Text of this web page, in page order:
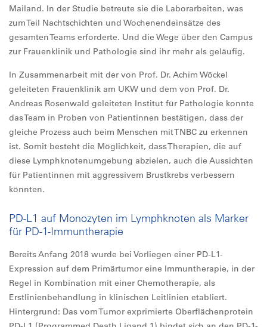
Mailand. In der Studie betreute sie die Laborarbeiten, was
zum Teil Nachtschichten und Wochenendeinsätze des
gesamten Teams erforderte. Und die Wege über den Campus
zur Frauenklinik und Pathologie sind ihr mehr als geläufig.
In Zusammenarbeit mit der von Prof. Dr. Achim Wöckel
geleiteten Frauenklinik am UKW und dem von Prof. Dr.
Andreas Rosenwald geleiteten Institut für Pathologie konnte
das Team in Proben von Patientinnen bestätigen, dass der
gleiche Prozess auch beim Menschen mit TNBC zu erkennen
ist. Somit besteht die Möglichkeit, dass Therapien, die auf
diese Lymphknotenumgebung abzielen, auch die Aussichten
für Patientinnen mit aggressivem Brustkrebs verbessern
könnten.
PD-L1 auf Monozyten im Lymphknoten als Marker
für PD-1-Immuntherapie
Bereits Anfang 2018 wurde bei Vorliegen einer PD-L1-
Expression auf dem Primärtumor eine Immuntherapie, in der
Regel in Kombination mit einer Chemotherapie, als
Erstlinienbehandlung in klinischen Leitlinien etabliert.
Hintergrund: Das vom Tumor exprimierte Oberflächenprotein